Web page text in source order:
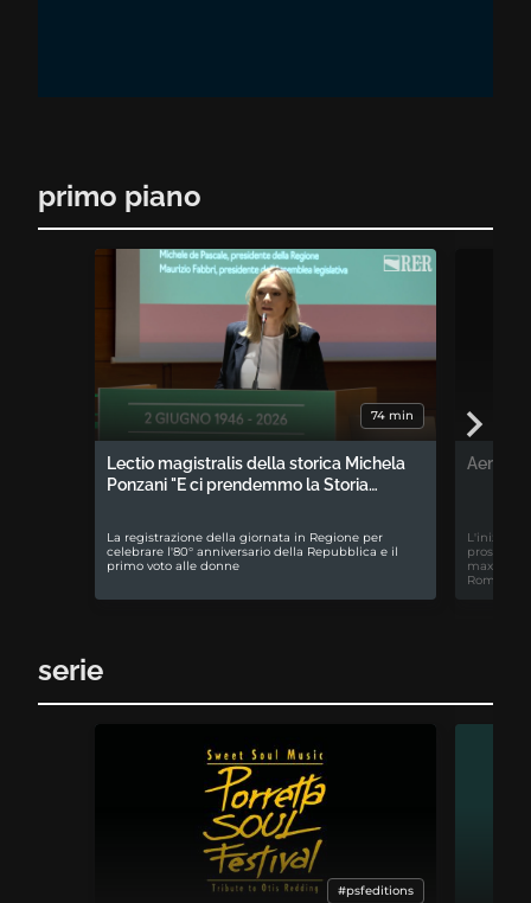
primo piano
74 min
Lectio magistralis della storica Michela
Ponzani "E ci prendemmo la Storia…
La registrazione della giornata in Regione per
celebrare l'80° anniversario della Repubblica e il
primo voto alle donne
Aemilia
Romagna
serie
#psfeditions